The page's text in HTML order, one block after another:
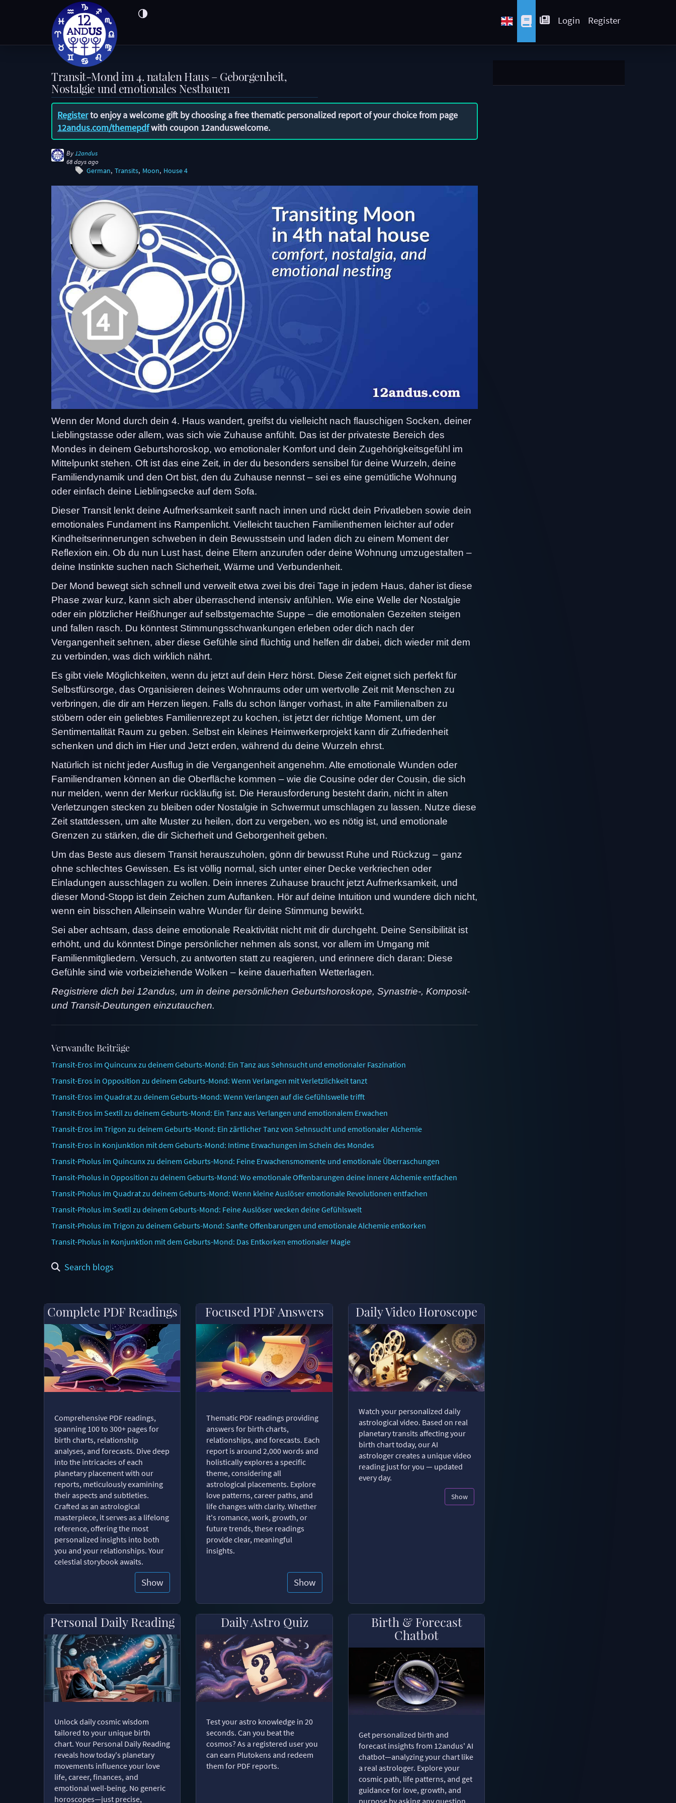
Login Register
Transit-Mond im 4. natalen Haus – Geborgenheit,
Nostalgie und emotionales Nestbauen
Registerto enjoy a welcome gift by choosing a free thematic personalized report of your choice from page
12andus.com/themepdfwith coupon 12anduswelcome.
By 12andus
68 days ago
German Transits Moon House 4
Wenn der Mond durch dein 4. Haus wandert, greifst du vielleicht nach flauschigen Socken, deiner
Lieblingstasse oder allem, was sich wie Zuhause anfühlt. Das ist der privateste Bereich des
Mondes in deinem Geburtshoroskop, wo emotionaler Komfort und dein Zugehörigkeitsgefühl im
Mittelpunkt stehen. Oft ist das eine Zeit, in der du besonders sensibel für deine Wurzeln, deine
Familiendynamik und den Ort bist, den du Zuhause nennst – sei es eine gemütliche Wohnung
oder einfach deine Lieblingsecke auf dem Sofa.
Dieser Transit lenkt deine Aufmerksamkeit sanft nach innen und rückt dein Privatleben sowie dein
emotionales Fundament ins Rampenlicht. Vielleicht tauchen Familienthemen leichter auf oder
Kindheitserinnerungen schweben in dein Bewusstsein und laden dich zu einem Moment der
Reflexion ein. Ob du nun Lust hast, deine Eltern anzurufen oder deine Wohnung umzugestalten –
deine Instinkte suchen nach Sicherheit, Wärme und Verbundenheit.
Der Mond bewegt sich schnell und verweilt etwa zwei bis drei Tage in jedem Haus, daher ist diese
Phase zwar kurz, kann sich aber überraschend intensiv anfühlen. Wie eine Welle der Nostalgie
oder ein plötzlicher Heißhunger auf selbstgemachte Suppe – die emotionalen Gezeiten steigen
und fallen rasch. Du könntest Stimmungsschwankungen erleben oder dich nach der
Vergangenheit sehnen, aber diese Gefühle sind flüchtig und helfen dir dabei, dich wieder mit dem
zu verbinden, was dich wirklich nährt.
Es gibt viele Möglichkeiten, wenn du jetzt auf dein Herz hörst. Diese Zeit eignet sich perfekt für
Selbstfürsorge, das Organisieren deines Wohnraums oder um wertvolle Zeit mit Menschen zu
verbringen, die dir am Herzen liegen. Falls du schon länger vorhast, in alte Familienalben zu
stöbern oder ein geliebtes Familienrezept zu kochen, ist jetzt der richtige Moment, um der
Sentimentalität Raum zu geben. Selbst ein kleines Heimwerkerprojekt kann dir Zufriedenheit
schenken und dich im Hier und Jetzt erden, während du deine Wurzeln ehrst.
Natürlich ist nicht jeder Ausflug in die Vergangenheit angenehm. Alte emotionale Wunden oder
Familiendramen können an die Oberfläche kommen – wie die Cousine oder der Cousin, die sich
nur melden, wenn der Merkur rückläufig ist. Die Herausforderung besteht darin, nicht in alten
Verletzungen stecken zu bleiben oder Nostalgie in Schwermut umschlagen zu lassen. Nutze diese
Zeit stattdessen, um alte Muster zu heilen, dort zu vergeben, wo es nötig ist, und emotionale
Grenzen zu stärken, die dir Sicherheit und Geborgenheit geben.
Um das Beste aus diesem Transit herauszuholen, gönn dir bewusst Ruhe und Rückzug – ganz
ohne schlechtes Gewissen. Es ist völlig normal, sich unter einer Decke verkriechen oder
Einladungen ausschlagen zu wollen. Dein inneres Zuhause braucht jetzt Aufmerksamkeit, und
dieser Mond-Stopp ist dein Zeichen zum Auftanken. Hör auf deine Intuition und wundere dich nicht,
wenn ein bisschen Alleinsein wahre Wunder für deine Stimmung bewirkt.
Sei aber achtsam, dass deine emotionale Reaktivität nicht mit dir durchgeht. Deine Sensibilität ist
erhöht, und du könntest Dinge persönlicher nehmen als sonst, vor allem im Umgang mit
Familienmitgliedern. Versuch, zu antworten statt zu reagieren, und erinnere dich daran: Diese
Gefühle sind wie vorbeiziehende Wolken – keine dauerhaften Wetterlagen.
Registriere dich bei 12andus, um in deine persönlichen Geburtshoroskope, Synastrie-, Komposit-
und Transit-Deutungen einzutauchen.
Verwandte Beiträge
Transit-Eros im Quincunx zu deinem Geburts-Mond: Ein Tanz aus Sehnsucht und emotionaler Faszination
Transit-Eros in Opposition zu deinem Geburts-Mond: Wenn Verlangen mit Verletzlichkeit tanzt
Transit-Eros im Quadrat zu deinem Geburts-Mond: Wenn Verlangen auf die Gefühlswelle trifft
Transit-Eros im Sextil zu deinem Geburts-Mond: Ein Tanz aus Verlangen und emotionalem Erwachen
Transit-Eros im Trigon zu deinem Geburts-Mond: Ein zärtlicher Tanz von Sehnsucht und emotionaler Alchemie
Transit-Eros in Konjunktion mit dem Geburts-Mond: Intime Erwachungen im Schein des Mondes
Transit-Pholus im Quincunx zu deinem Geburts-Mond: Feine Erwachensmomente und emotionale Überraschungen
Transit-Pholus in Opposition zu deinem Geburts-Mond: Wo emotionale Offenbarungen deine innere Alchemie entfachen
Transit-Pholus im Quadrat zu deinem Geburts-Mond: Wenn kleine Auslöser emotionale Revolutionen entfachen
Transit-Pholus im Sextil zu deinem Geburts-Mond: Feine Auslöser wecken deine Gefühlswelt
Transit-Pholus im Trigon zu deinem Geburts-Mond: Sanfte Offenbarungen und emotionale Alchemie entkorken
Transit-Pholus in Konjunktion mit dem Geburts-Mond: Das Entkorken emotionaler Magie
Search blogs
Complete PDF Readings
Comprehensive PDF readings,
spanning 100 to 300+ pages for
birth charts, relationship
analyses, and forecasts. Dive deep
into the intricacies of each
planetary placement with our
reports, meticulously examining
their aspects and subtleties.
Crafted as an astrological
masterpiece, it serves as a lifelong
reference, offering the most
personalized insights into both
you and your relationships. Your
celestial storybook awaits.
Show
Focused PDF Answers
Thematic PDF readings providing
answers for birth charts,
relationships, and forecasts. Each
report is around 2,000 words and
holistically explores a specific
theme, considering all
astrological placements. Explore
love patterns, career paths, and
life changes with clarity. Whether
it's romance, work, growth, or
future trends, these readings
provide clear, meaningful
insights.
Show
Daily Video Horoscope
Watch your personalized daily
astrological video. Based on real
planetary transits affecting your
birth chart today, our AI
astrologer creates a unique video
reading just for you — updated
every day.
Show
Personal Daily Reading
Unlock daily cosmic wisdom
tailored to your unique birth
chart. Your Personal Daily Reading
reveals how today's planetary
movements influence your love
life, career, finances, and
emotional well-being. No generic
horoscopes—just precise,
Daily Astro Quiz
Test your astro knowledge in 20
seconds. Can you beat the
cosmos? As a registered user you
can earn Plutokens and redeem
them for PDF reports.
Birth & Forecast
Chatbot
Get personalized birth and
forecast insights from 12andus' AI
chatbot—analyzing your chart like
a real astrologer. Explore your
cosmic path, life patterns, and get
guidance for love, growth, and
purpose by asking any question.